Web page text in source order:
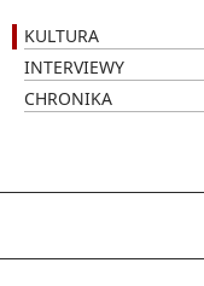
KULTURA
INTERVIEWY
CHRONIKA